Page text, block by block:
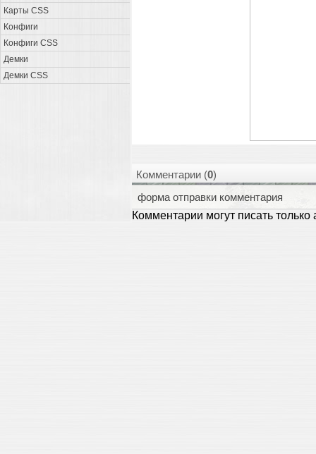
Карты CSS
Конфиги
Конфиги CSS
Демки
Демки CSS
Комментарии (0)
форма отправки комментария
Комментарии могут писать